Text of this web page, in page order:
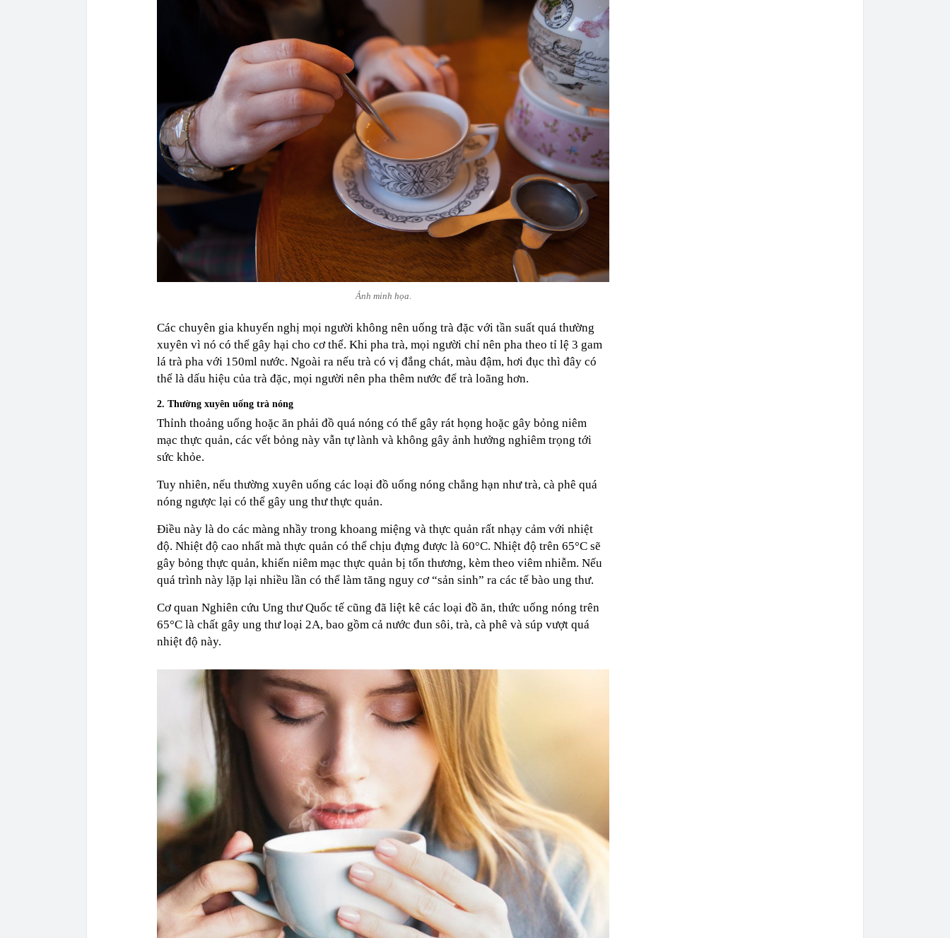
Ảnh minh họa.
Các chuyên gia khuyến nghị mọi người không nên uống trà đặc với tần suất quá thường
xuyên vì nó có thể gây hại cho cơ thể. Khi pha trà, mọi người chỉ nên pha theo tỉ lệ 3 gam
lá trà pha với 150ml nước. Ngoài ra nếu trà có vị đắng chát, màu đậm, hơi đục thì đây có
thể là dấu hiệu của trà đặc, mọi người nên pha thêm nước để trà loãng hơn.
2. Thường xuyên uống trà nóng
Thỉnh thoảng uống hoặc ăn phải đồ quá nóng có thể gây rát họng hoặc gây bỏng niêm
mạc thực quản, các vết bỏng này vẫn tự lành và không gây ảnh hưởng nghiêm trọng tới
sức khỏe.
Tuy nhiên, nếu thường xuyên uống các loại đồ uống nóng chẳng hạn như trà, cà phê quá
nóng ngược lại có thể gây ung thư thực quản.
Điều này là do các màng nhầy trong khoang miệng và thực quản rất nhạy cảm với nhiệt
độ. Nhiệt độ cao nhất mà thực quản có thể chịu đựng được là 60°C. Nhiệt độ trên 65°C sẽ
gây bỏng thực quản, khiến niêm mạc thực quản bị tổn thương, kèm theo viêm nhiễm. Nếu
quá trình này lặp lại nhiều lần có thể làm tăng nguy cơ “sản sinh” ra các tế bào ung thư.
Cơ quan Nghiên cứu Ung thư Quốc tế cũng đã liệt kê các loại đồ ăn, thức uống nóng trên
65°C là chất gây ung thư loại 2A, bao gồm cả nước đun sôi, trà, cà phê và súp vượt quá
nhiệt độ này.